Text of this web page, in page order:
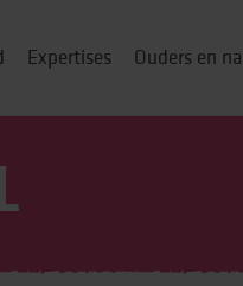
bij jou thuis
Expertises Ouders en